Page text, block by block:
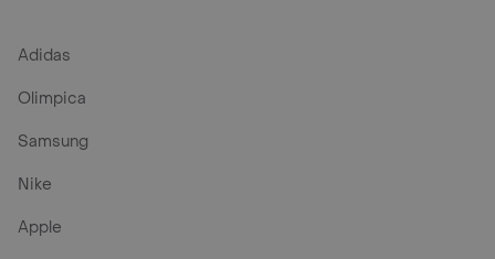
Adidas
Olimpica
Samsung
Nike
Apple